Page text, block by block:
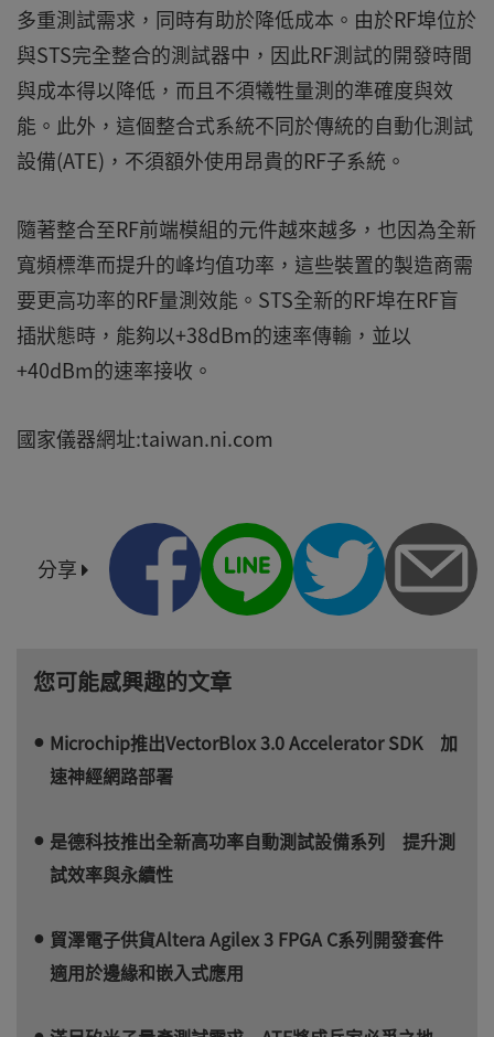
多重測試需求，同時有助於降低成本。由於RF埠位於
與STS完全整合的測試器中，因此RF測試的開發時間
與成本得以降低，而且不須犧牲量測的準確度與效
能。此外，這個整合式系統不同於傳統的自動化測試
設備(ATE)，不須額外使用昂貴的RF子系統。
隨著整合至RF前端模組的元件越來越多，也因為全新
寬頻標準而提升的峰均值功率，這些裝置的製造商需
要更高功率的RF量測效能。STS全新的RF埠在RF盲
插狀態時，能夠以+38dBm的速率傳輸，並以
+40dBm的速率接收。
國家儀器網址:taiwan.ni.com
分享
您可能感興趣的文章
Microchip推出VectorBlox 3.0 Accelerator SDK 加
速神經網路部署
是德科技推出全新高功率自動測試設備系列 提升測
試效率與永續性
貿澤電子供貨Altera Agilex 3 FPGA C系列開發套件
適用於邊緣和嵌入式應用